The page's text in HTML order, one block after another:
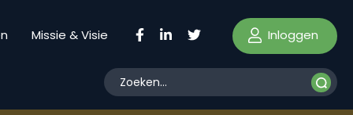
Missie & Visie Inloggen